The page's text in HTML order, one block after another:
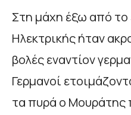
Στη µάχη έξω από το
Ηλεκτρικής ήταν
βολές εναντίον
Γερµανοί
τα πυρά ο Μουράτης